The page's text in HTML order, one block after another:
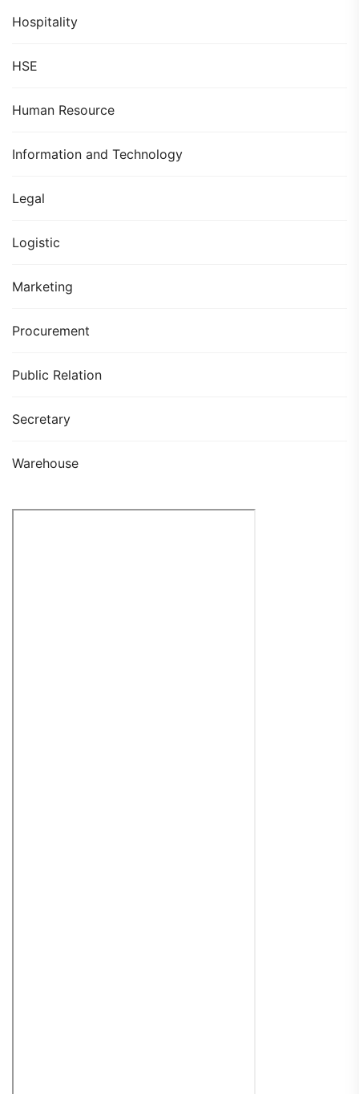
Hospitality
HSE
Human Resource
Information and Technology
Legal
Logistic
Marketing
Procurement
Public Relation
Secretary
Warehouse